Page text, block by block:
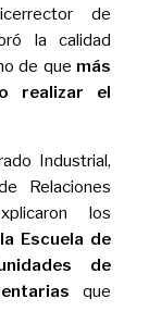
de
la calidad
de que más
realizar el
Industrial,
Relaciones
los
Escuela de
de
que